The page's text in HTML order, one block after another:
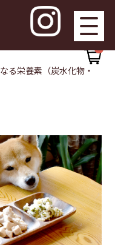
る栄養素（炭水化物・